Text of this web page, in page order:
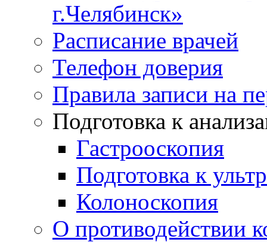
г.Челябинск»
Расписание врачей
Телефон доверия
Правила записи на
Подготовка к
Гастрооскопия
Подготовка к
Колоноскопия
О противодействии